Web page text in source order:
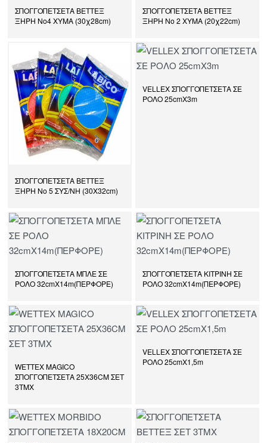
ΣΠΟΓΓΟΠΕΤΣΕΤΑ ΒΕΤΤΕΞ
ΞΗΡΗ Νο4 ΧΥΜΑ (30χ28cm)
ΣΠΟΓΓΟΠΕΤΣΕΤΑ ΒΕΤΤΕΞ
ΞΗΡΗ Νο 2 ΧΥΜΑ (20χ22cm)
ΣΠΟΓΓΟΠΕΤΣΕΤΑ ΒΕΤΤΕΞ
ΞΗΡΗ Νο 5 ΣΥΣ/ΝΗ (30Χ32cm)
VELLEX ΣΠΟΓΓΟΠΕΤΣΕΤΑ ΣΕ
ΡΟΛΟ 25cmX3m
ΣΠΟΓΓΟΠΕΤΣΕΤΑ ΜΠΛΕ ΣΕ
ΡΟΛΟ 32cmX14m(ΠΕΡΦΟΡΕ)
ΣΠΟΓΓΟΠΕΤΣΕΤΑ ΚΙΤΡΙΝΗ ΣΕ
ΡΟΛΟ 32cmΧ14m(ΠΕΡΦΟΡΕ)
WETTEX MAGICO
ΣΠΟΓΓΟΠΕΤΣΕΤΑ 25X36CM ΣΕΤ
3ΤΜΧ
VELLEX ΣΠΟΓΓΟΠΕΤΣΕΤΑ ΣΕ
ΡΟΛΟ 25cmX1,5m